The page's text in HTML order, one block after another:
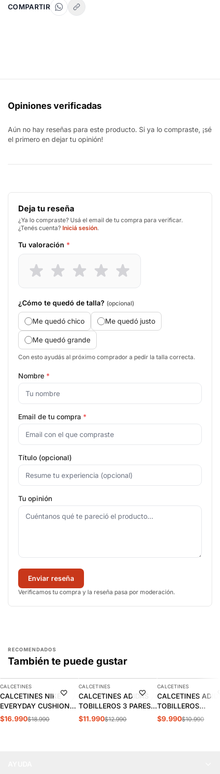
COMPARTIR
Opiniones verificadas
Aún no hay reseñas para este producto. Si ya lo compraste, ¡sé
el primero en dejar tu opinión!
Deja tu reseña
¿Ya lo compraste? Usá el email de tu compra para verificar.
¿Tenés cuenta? Iniciá sesión.
Tu valoración *
¿Cómo te quedó de talla? (opcional)
Me quedó chico Me quedó justo
Me quedó grande
Con esto ayudás al próximo comprador a pedir la talla correcta.
Nombre *
Email de tu compra *
Título (opcional)
Tu opinión
Enviar reseña
Verificamos tu compra y la reseña pasa por moderación.
RECOMENDADOS
También te puede gustar
-11%
AGREGAR
CALCETINES
CALCETINES NIKE
EVERYDAY CUSHIONED
3PR | SX7664-010
$16.990$18.990
-8%
AGREGAR
CALCETINES
CALCETINES ADIDAS
TOBILLEROS 3 PARES |
EE1151
$11.990$12.990
-9%
CALCETINES
CALCETINES
TOBILLEROS
ACOLCHADOS
$9.990$10.990